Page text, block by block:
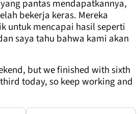
pantas mendapatkannya,
bekerja keras. Mereka
untuk mencapai hasil seperti
saya tahu bahwa kami akan
but we finished with sixth
today, so keep working and